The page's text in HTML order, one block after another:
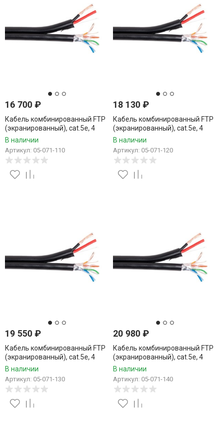
16 700 ₽
Кабель комбинированный FTP
(экранированный), cat.5e, 4
пары, CCA проводник +
метров
В наличии
Артикул: 05-071-110
18 130₽
Кабель комбинированный FTP
(экранированный), cat.5e, 4
пары, CCA проводник +
метров
В наличии
Артикул: 05-071-120
19 550 ₽
Кабель комбинированный FTP
(экранированный), cat.5e, 4
пары, CCA проводник +
питание 2x0.75, уличный, 130
метров
В наличии
Артикул: 05-071-130
20 980₽
Кабель комбинированный FTP
(экранированный), cat.5e, 4
пары, CCA проводник +
питание 2x0.75, уличный, 140
метров
В наличии
Артикул: 05-071-140